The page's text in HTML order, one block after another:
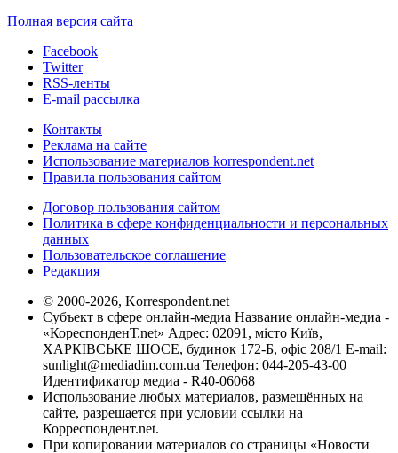
Полная версия сайта
Facebook
Twitter
RSS-ленты
E-mail рассылка
Контакты
Реклама на сайте
Использование материалов korrespondent.net
Правила пользования сайтом
Договор пользования сайтом
Политика в сфере конфиденциальности и персональных
данных
Пользовательское соглашение
Редакция
© 2000-2026, Korrespondent.net
Субъект в сфере онлайн-медиа Название онлайн-медиа -
«КореспонденТ.net» Адрес: 02091, місто Київ,
ХАРКІВСЬКЕ ШОСЕ, будинок 172-Б, офіс 208/1 E-mail:
sunlight@mediadim.com.ua Телефон: 044-205-43-00
Идентификатор медиа - R40-06068
Использование любых материалов, размещённых на
сайте, разрешается при условии ссылки на
Корреспондент.net.
При копировании материалов со страницы «Новости